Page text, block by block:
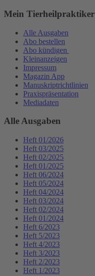
Mein Tierheilpraktiker
Alle Ausgaben
Abo bestellen
Abo kündigen
Kleinanzeigen
Impressum
Magazin App
Manuskriptrichtlinien
Praxispräsentation
Mediadaten
Alle Ausgaben
Heft 01/2026
Heft 03/2025
Heft 02/2025
Heft 01/2025
Heft 06/2024
Heft 05/2024
Heft 04/2024
Heft 03/2024
Heft 02/2024
Heft 01/2024
Heft 6/2023
Heft 5/2023
Heft 4/2023
Heft 3/2023
Heft 2/2023
Heft 1/2023